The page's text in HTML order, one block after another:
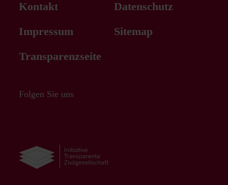
Kontakt Datenschutz
Impressum Sitemap
Transparenzseite
Folgen Sie uns